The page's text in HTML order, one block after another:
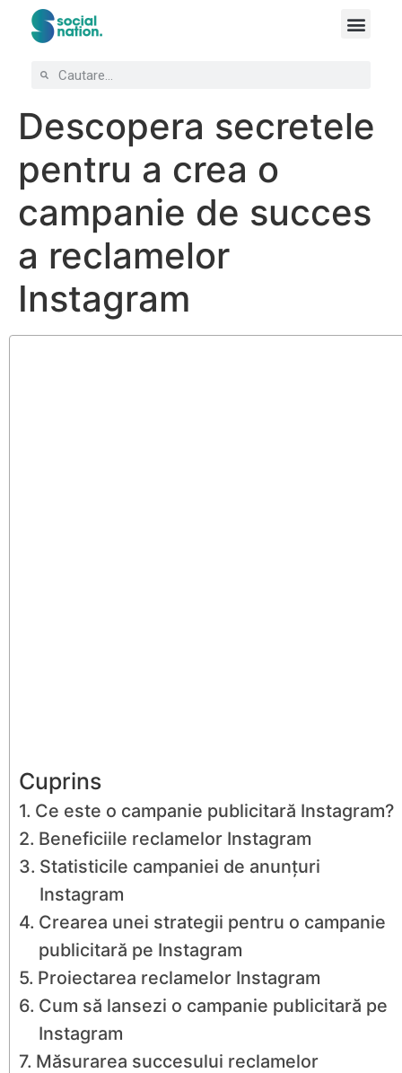
Descopera secretele
pentru a crea o
campanie de succes
a reclamelor
Instagram
Cuprins
Ce este o campanie publicitară Instagram?
Beneficiile reclamelor Instagram
Statisticile campaniei de anunțuri
Instagram
Crearea unei strategii pentru o campanie
publicitară pe Instagram
Proiectarea reclamelor Instagram
Cum să lansezi o campanie publicitară pe
Instagram
Măsurarea succesului reclamelor